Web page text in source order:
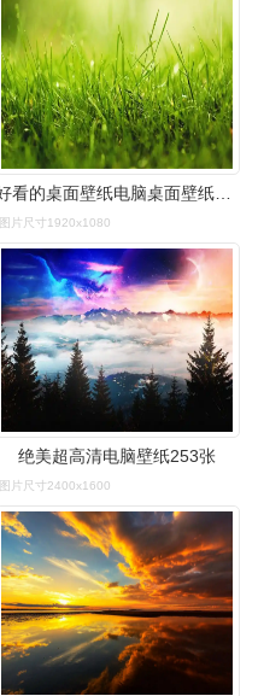
好看的桌面壁纸电脑桌面壁纸软件
图片尺寸1920x1080
绝美超高清电脑壁纸253张
图片尺寸2400x1600